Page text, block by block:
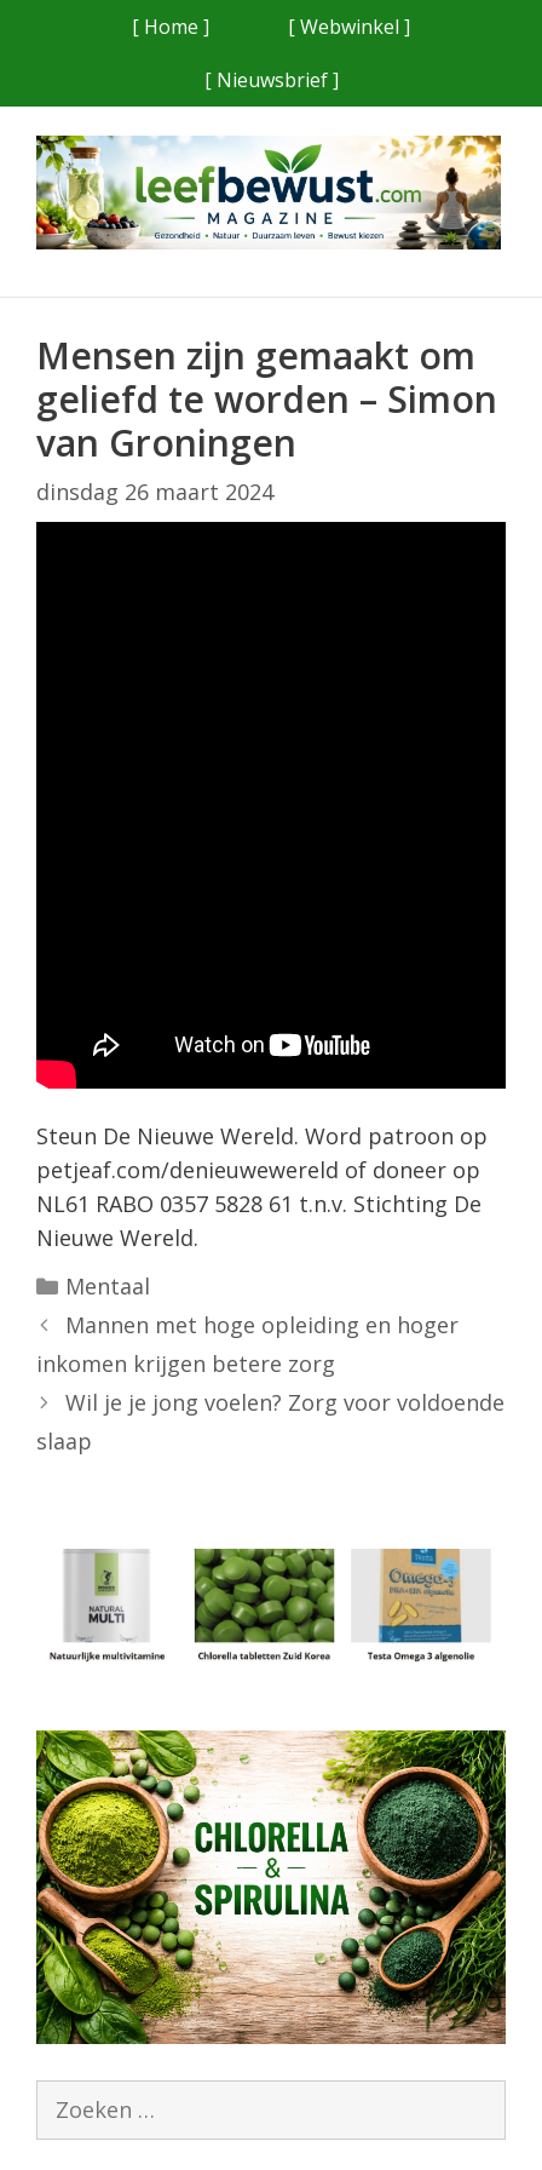
[ Home ]
[ Webwinkel ]
[ Nieuwsbrief ]
Mensen zijn gemaakt om
geliefd te worden – Simon
van Groningen
dinsdag 26 maart 2024
Steun De Nieuwe Wereld. Word patroon op
petjeaf.com/denieuwewereld of doneer op
NL61 RABO 0357 5828 61 t.n.v. Stichting De
Nieuwe Wereld.
Categorieën
Mentaal
Mannen met hoge opleiding en hoger
inkomen krijgen betere zorg
Wil je je jong voelen? Zorg voor voldoende
slaap
Zoek